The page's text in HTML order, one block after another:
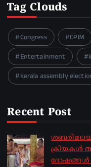
Tag Clouds
Congress CPIM
Entertainment
kerala assembly
Recent Post
ക്രിയകൾ
ദോഷങ്ങൾ